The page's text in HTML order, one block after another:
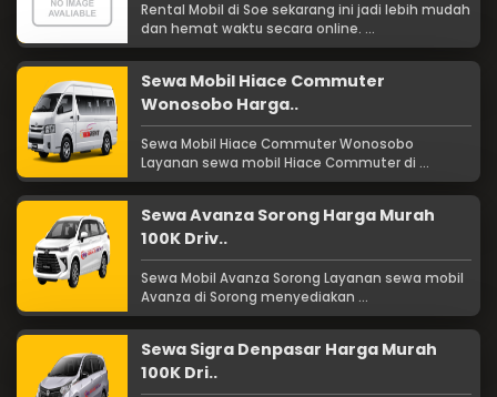
Rental Mobil di Soe sekarang ini jadi lebih mudah
dan hemat waktu secara online. ...
Sewa Mobil Hiace Commuter
Wonosobo Harga..
Sewa Mobil Hiace Commuter Wonosobo
Layanan sewa mobil Hiace Commuter di ...
Sewa Avanza Sorong Harga Murah
100K Driv..
Sewa Mobil Avanza Sorong Layanan sewa mobil
Avanza di Sorong menyediakan ...
Sewa Sigra Denpasar Harga Murah
100K Dri..